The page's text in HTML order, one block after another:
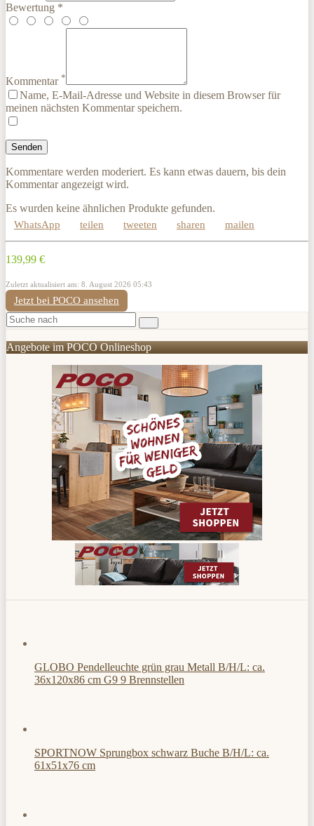
Bewertung *
Kommentar *
Name, E-Mail-Adresse und Website in diesem Browser für
meinen nächsten Kommentar speichern.
Kommentare werden moderiert. Es kann etwas dauern, bis dein
Kommentar angezeigt wird.
Es wurden keine ähnlichen Produkte gefunden.
WhatsApp teilen tweeten sharen mailen
139,99 €
Zuletzt aktualisiert am: 8. August 2026 05:43
Jetzt bei POCO ansehen
Angebote im POCO Onlineshop
GLOBO Pendelleuchte grün grau Metall B/H/L: ca.
36x120x86 cm G9 9 Brennstellen
SPORTNOW Sprungbox schwarz Buche B/H/L: ca.
61x51x76 cm